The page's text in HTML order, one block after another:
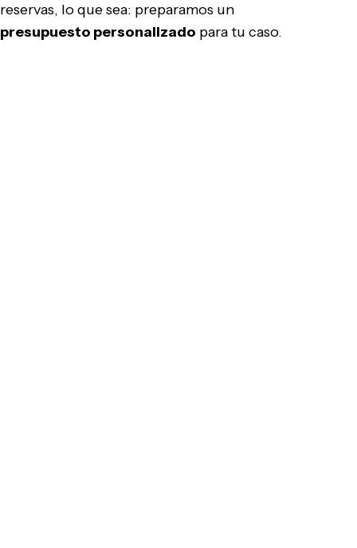
reservas, lo que sea: preparamos un
presupuesto personalizado para tu caso.